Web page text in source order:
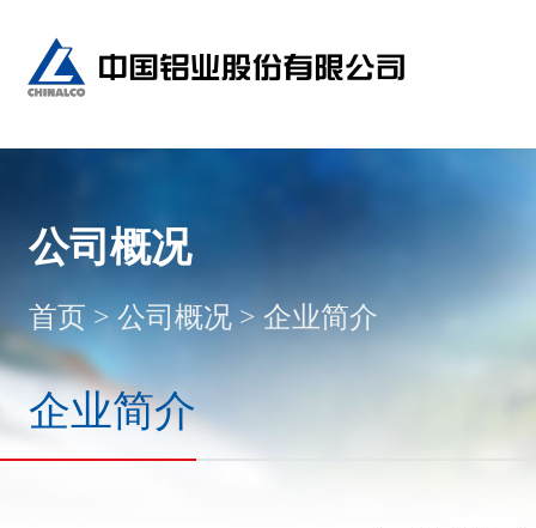
公司概况
首页 >公司概况 > 企业简介
企业简介